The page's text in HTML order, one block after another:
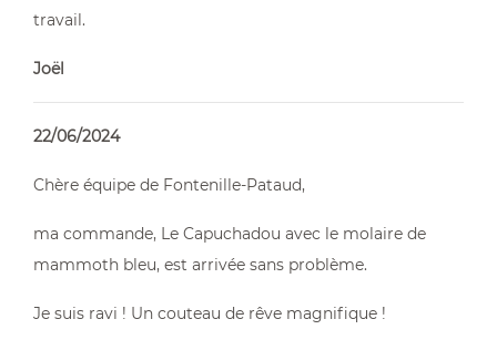
travail.
Joël
22/06/2024
Chère équipe de Fontenille-Pataud,
ma commande, Le Capuchadou avec le molaire de
mammoth bleu, est arrivée sans problème.
Je suis ravi ! Un couteau de rêve magnifique !